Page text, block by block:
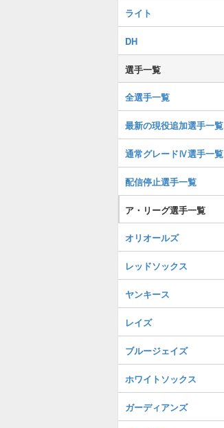
ライト
DH
選手一覧
全選手一覧
最新の現役追加選手一覧
通常グレードⅣ選手一覧
配信停止選手一覧
ア・リーグ選手一覧
オリオールズ
レッドソックス
ヤンキース
レイズ
ブルージェイズ
ホワイトソックス
ガーディアンズ